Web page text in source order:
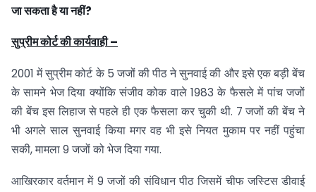
जा सकता है या नहीं?
सुप्रीम कोर्ट की कार्यवाही –
2001 में सुप्रीम कोर्ट के 5 जजों की पीठ ने सुनवाई की और इसे एक बड़ी बेंच
के सामने भेज दिया क्योंकि संजीव कोक वाले 1983 के फैसले में पांच जजों
की बेंच इस लिहाज से पहले ही एक फैसला कर चुकी थी. 7 जजों की बेंच ने
भी अगले साल सुनवाई किया मगर वह भी इसे नियत मुकाम पर नहीं पहुंचा
सकी, मामला 9 जजों को भेज दिया गया.
आखिरकार वर्तमान में 9 जजों की संविधान पीठ जिसमें चीफ जस्टिस डीवाई